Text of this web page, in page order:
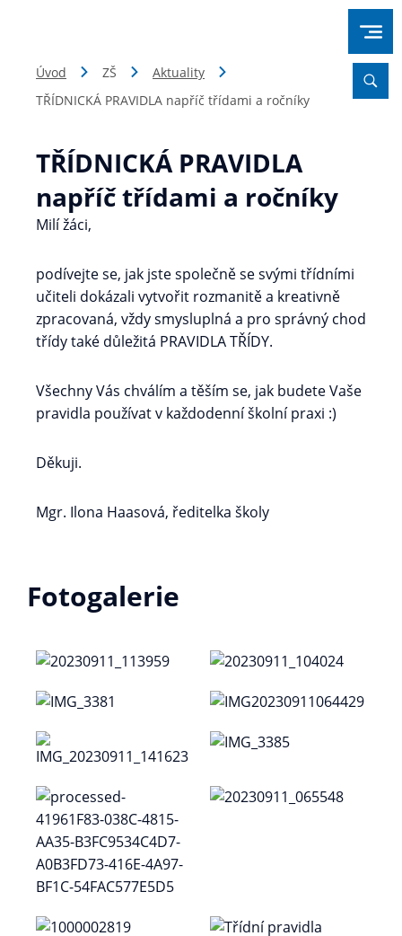
Úvod ZŠ
Aktuality
TŘÍDNICKÁ PRAVIDLA napříč třídami a ročníky
TŘÍDNICKÁ PRAVIDLA
napříč třídami a ročníky
Milí žáci,
podívejte se, jak jste společně se svými třídními
učiteli dokázali vytvořit rozmanitě a kreativně
zpracovaná, vždy smysluplná a pro správný chod
třídy také důležitá PRAVIDLA TŘÍDY.
Všechny Vás chválím a těším se, jak budete Vaše
pravidla používat v každodenní školní praxi :)
Děkuji.
Mgr. Ilona Haasová, ředitelka školy
Fotogalerie